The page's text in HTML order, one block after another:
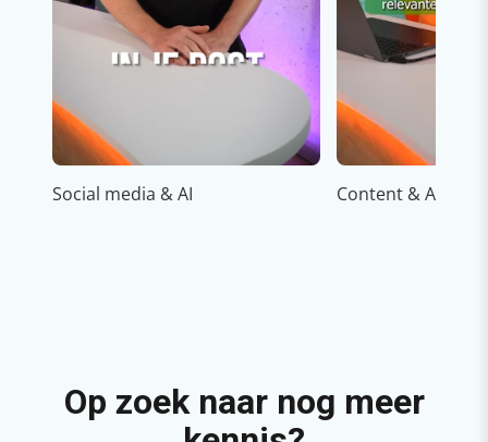
Social media & AI Content & AI
Op zoek naar nog meer